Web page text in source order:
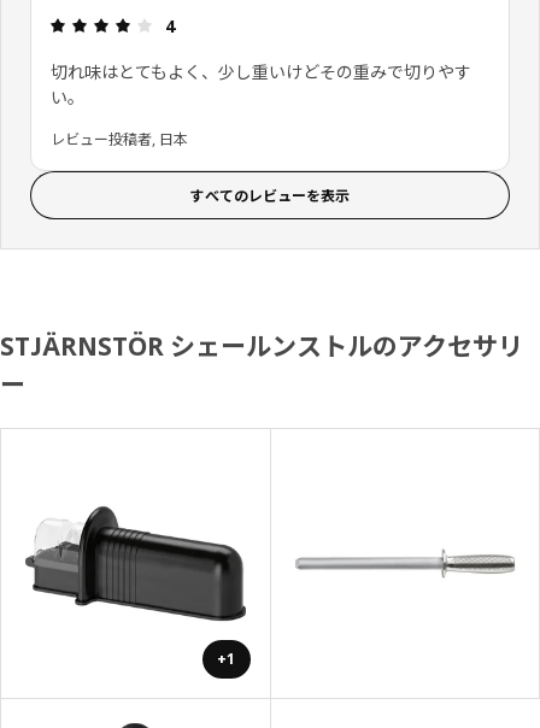
レビュー: 4 5 星の数
4
切れ味はとてもよく、少し重いけどその重みで切りやす
い。
レビュー投稿者, 日本
すべてのレビューを表示
STJÄRNSTÖR シェールンストルのアクセサリ
ー
+1